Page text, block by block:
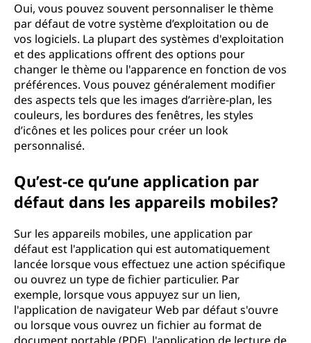
Oui, vous pouvez souvent personnaliser le thème
par défaut de votre système d’exploitation ou de
vos logiciels. La plupart des systèmes d'exploitation
et des applications offrent des options pour
changer le thème ou l'apparence en fonction de vos
préférences. Vous pouvez généralement modifier
des aspects tels que les images d’arrière-plan, les
couleurs, les bordures des fenêtres, les styles
d’icônes et les polices pour créer un look
personnalisé.
Qu’est-ce qu’une application par
défaut dans les appareils mobiles?
Sur les appareils mobiles, une application par
défaut est l'application qui est automatiquement
lancée lorsque vous effectuez une action spécifique
ou ouvrez un type de fichier particulier. Par
exemple, lorsque vous appuyez sur un lien,
l'application de navigateur Web par défaut s'ouvre
ou lorsque vous ouvrez un fichier au format de